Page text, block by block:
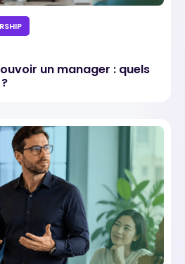
un manager : quels